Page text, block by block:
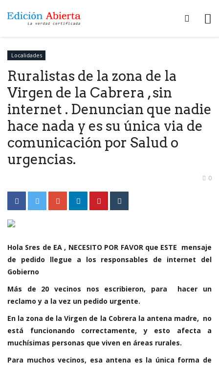
Localidades
Ruralistas de la zona de la
Virgen de la Cabrera , sin
internet . Denuncian que nadie
hace nada y es su única via de
comunicación por Salud o
urgencias.
0
Hola Sres de EA , NECESITO POR FAVOR que ESTE mensaje
de pedido llegue a los responsables de internet del
Gobierno
Más de 20 vecinos nos escribieron, para hacer un
reclamo y a la vez un pedido urgente.
En la zona de la Virgen de la Cobrera la antena madre, no
está funcionando correctamente, y esto afecta a
muchísimas personas que viven en áreas rurales.
Para muchos vecinos, esa antena es la única forma de